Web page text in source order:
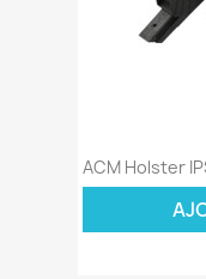
ACM Holster